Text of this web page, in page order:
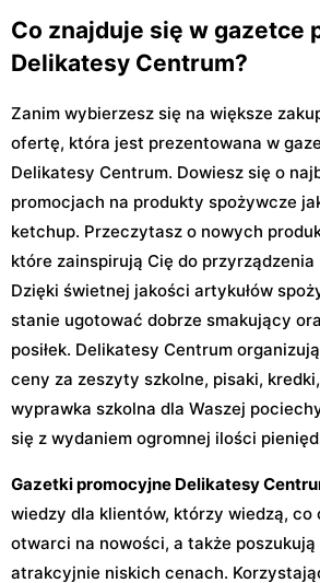
Co znajduje się w gazetce
Delikatesy Centrum?
Zanim wybierzesz się na większe
ofertę, która jest prezentowana w
Delikatesy Centrum. Dowiesz się o
promocjach na produkty spożywcze
ketchup. Przeczytasz o nowych
które zainspirują Cię do przyrządzenia
Dzięki świetnej jakości artykułów
stanie ugotować dobrze smakujący
posiłek. Delikatesy Centrum
ceny za zeszyty szkolne, pisaki,
wyprawka szkolna dla Waszej
się z wydaniem ogromnej ilości
Gazetki promocyjne Delikatesy
wiedzy dla klientów, którzy wiedzą, co
otwarci na nowości, a także
atrakcyjnie niskich cenach.